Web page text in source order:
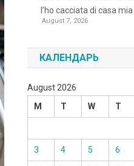
l’ho cacciata di casa mia
August 7, 2026
КАЛЕНДАРЬ
August 2026
M
T W T
3 4 5 6